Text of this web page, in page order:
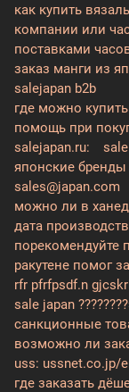
как купить
компании или
поставками
заказ манги из
salejapan b2b
где можно
помощь при
salejapan.ru:
японские бренды
sales@japan.com
можно ли в
дата
порекомендуйте
ракутене помог
rfr pfrfpsdf.n
sale japan
санкционные
возможно ли
uss: ussnet.co.jp/
где заказать